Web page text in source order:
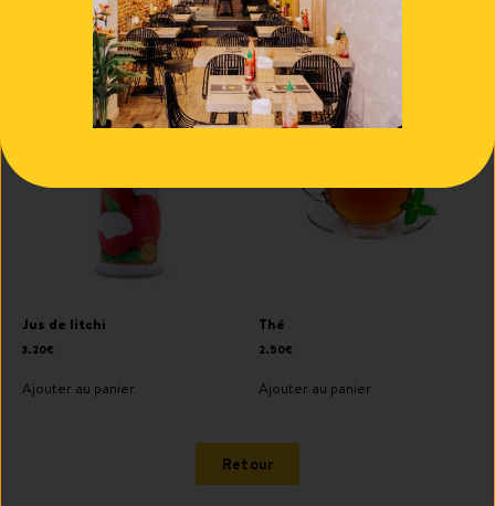
Ajouter au panier Ajouter au panier
Jus de litchi
3.20€
Ajouter au panier
Thé
2.50€
Ajouter au panier
Retour